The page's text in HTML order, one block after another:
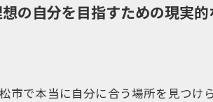
の自分を目指すための現実
で本当に自分に合う場所を見つ